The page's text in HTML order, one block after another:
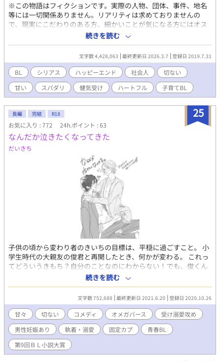
※この物語はフィクションです。実際の人物、団体、事件、地名
等には一切関係ありません。リアリティは求めておりませんの
で、現実にこだわりのある方、細かいことが気になる方にはオス
スメできません。物語のやわらかな世界をお楽しみ下さい。この
件に関してお誹謗中傷はご遠慮ください※ ※この作品はBLです
が、主人公カップルの周りにはNLカップルもおります。その点ご
理解の上、お読み下さいませ。 ※無理矢理に近い描写が前半にあ
りますが、不憫な主人公が攻めと出会い幸せを掴んでいく過程を
丁寧に大切に描いた物語です。 本編は完結→芽生小学生編を現在
書いています。 「歩み寄る恋をしよう！」気ままに生きてきたシ
ングルファザー×恋人に捨てられた純真な青年のじれったい恋愛
模様 離婚して息子と過ごす日々は大変だが、それまでの我慢から
解き放たれ自由なものだった。 そんな俺には最近気になる若い青
年がいる。 だけど……彼は幸せの中、陽だまりの中にいた。 手が
届かないと憧れの存在だと諦めていたのに……そんな彼に異変
が。 今までのように即物的に手に入れるのではなく、 今度こそ心
から歩み寄る恋愛をしてみたい。 ※ こちらは『幸せな復讐』
https://www.alphapolis.co.jp/novel/492454226/710287703 の
サイドストーリー、書下ろし新作です。 ※『幸せな復讐』を先に
読んでいただけると、 瑞樹の気持ちが伝わると思います。 ※発展
編として『幸せな復讐』で端折った部分を掘り下げていきます。
（宗吾と瑞樹が付き合いだす過程から結ばれるまで） 表紙絵……
おもち様の作品です。 @0moti_moti0
続きを読む
文字数 4,428,063 最終更新日 2026.3.7 登録日 2019.7.31
BL シリアス ハッピーエンド 社会人
切ない
甘い
スパダリ 健気受け ハートフル 子育てBL
25
長編 完結 R18
お気に入り : 772 24h.ポイント : 63
なんだか泣きたくなってきた
だいきち
子供の頃から変わり者のきいちの目標は、平穏に過ごすこと。 小
学生時代の大親友の俊君と再開したとき、何かが変わる。 これっ
てどういうきもち？自分のことなのにわからない！でも、俊くん
は理由を知っているみたいで。
____________________________________ 主人公が小学生時
代からのスタートです。 フレッシュさをだしたいのに作者が淀ん
でてうまく出てるかわからん。 オメガバースですが、独自設定あ
ります。 詳しくは本編必読でお願いします。 楽しんでくだされば
幸いです。 執筆中に訂正が入る場合は、冒頭で報告いたします。
予告なくR18シーンが入ります。背後にご注意お願いいたします。
濡れ場の前にはサブタイトル横に＊を付けます。 特殊性癖表現
（主に小スカ）がある場合は＊を2個つけてます。好みでなければ
続きを読む
文字数 752,688 最終更新日 2021.6.20 登録日 2020.10.26
甘々 切ない コメディ オメガバース
受け溺愛攻め
男性妊娠あり
執着・溺愛 固定カプ
青春BL
第9回ＢＬ小説大賞